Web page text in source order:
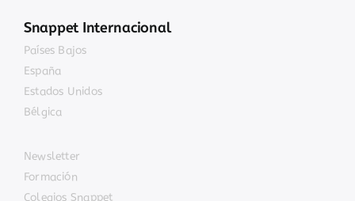
Snappet Internacional
Países Bajos
España
Estados Unidos
Bélgica
Newsletter
Formación
Colegios Snappet